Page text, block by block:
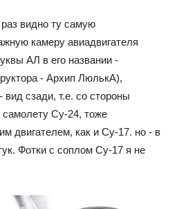
видно ту самую
камеру авиадвигателя
АЛ в его названии -
- Архип ЛюлькА),
сзади, т.е. со стороны
Су-24, тоже
двигателем, как и Су-17. но - в
Фотки с соплом Су-17 я не